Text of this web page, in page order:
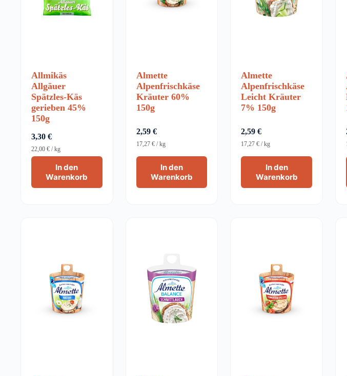
Allmikäs
Allgäuer
Spätzles-Käs
gerieben 45%
150g
3,30 €
In den
Warenkorb
22,00 € /kg
Almette
Alpenfrischkäse
Kräuter 60%
150g
2,59 €
In den
Warenkorb
17,27 €/kg
Almette
Alpenfrischkäse
Leicht Kräuter
7% 150g
2,59€
In den
Warenkorb
17,27€ /kg